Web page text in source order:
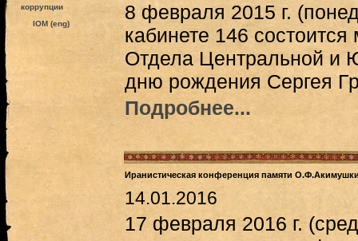
коррупции
IOM (eng)
8 февраля 2015 г.
кабинете 146
Отдела Центральной и
дню рождения Сергея
Подробнее...
Иранистическая конференция памяти
14.01.2016
17 февраля 2016 г.